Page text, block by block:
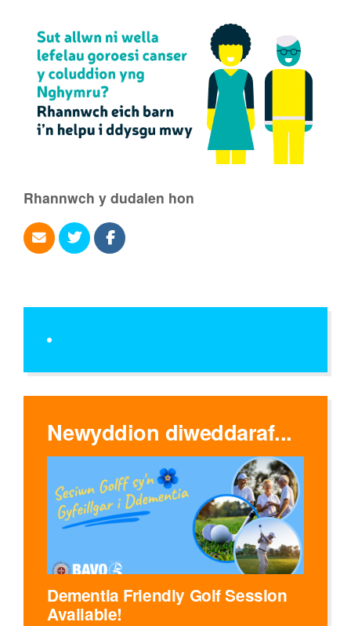
Rhannwch y dudalen hon
Newyddion diweddaraf...
Dementia Friendly Golf Session
Available!